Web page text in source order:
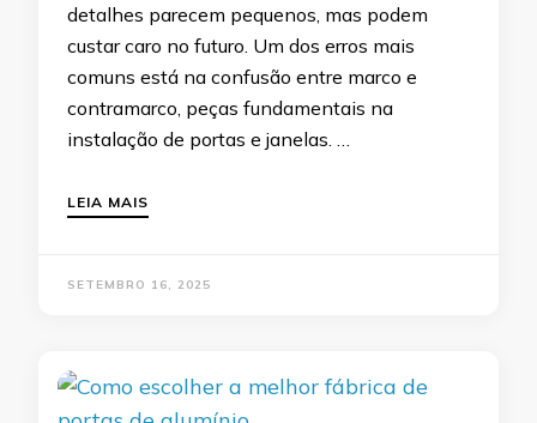
detalhes parecem pequenos, mas podem
custar caro no futuro. Um dos erros mais
comuns está na confusão entre marco e
contramarco, peças fundamentais na
instalação de portas e janelas. …
LEIA MAIS
SETEMBRO 16, 2025